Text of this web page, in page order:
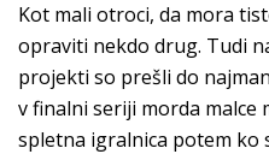
Kot mali otroci, da mora
opraviti nekdo drug. Tudi
projekti so prešli do
v finalni seriji morda malce
spletna igralnica potem ko